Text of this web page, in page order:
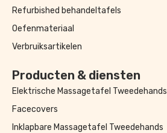
Refurbished behandeltafels
Oefenmateriaal
Verbruiksartikelen
Producten & diensten
Elektrische Massagetafel Tweedehands
Facecovers
Inklapbare Massagetafel Tweedehands